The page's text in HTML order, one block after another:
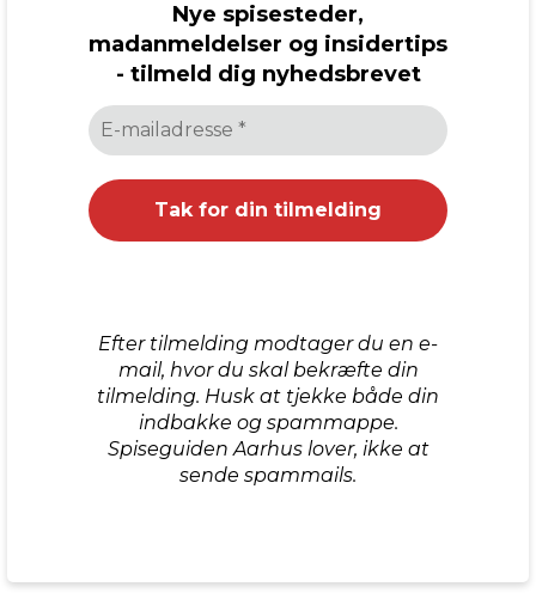
Nye spisesteder,
madanmeldelser og insidertips
- tilmeld dig nyhedsbrevet
Efter tilmelding modtager du en e-
mail, hvor du skal bekræfte din
tilmelding. Husk at tjekke både din
indbakke og spammappe.
Spiseguiden Aarhus lover, ikke at
sende spammails.